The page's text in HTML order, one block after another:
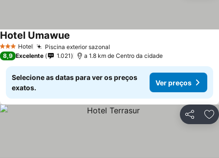
3 EstrelasHotel Piscina exterior sazonal
Hotel Umawue
8,9 Excelente 1.021 a 1.8 km de Centro da cidade
Selecione as datas para ver os preços
exatos.
Ver preços
Partilhar